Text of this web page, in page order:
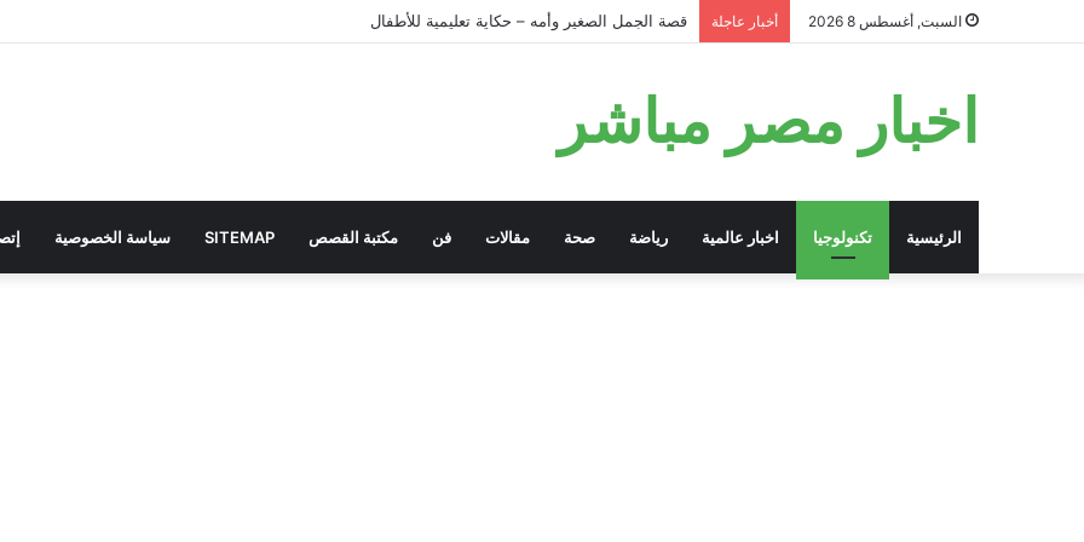
السبت, أغسطس 8 2026 أخبار عاجلة قصة الجمل الصغير وأمه – حكاية تعليمية للأطفال
اخبار مصر مباشر
الرئيسية تكنولوجيا اخبار عالمية رياضة صحة مقالات فن مكتبة القصص SITEMAP سياسة الخصوصية